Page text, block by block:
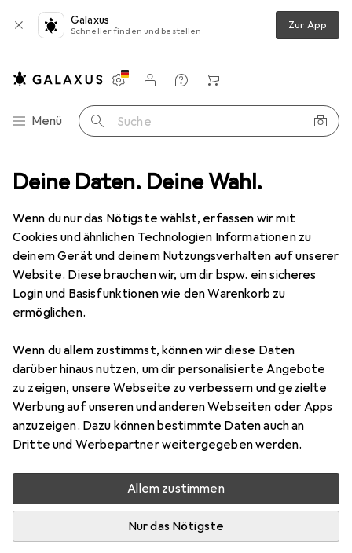
Deine Daten. Deine Wahl.
Wenn du nur das Nötigste wählst, erfassen wir mit
Cookies und ähnlichen Technologien Informationen zu
deinem Gerät und deinem Nutzungsverhalten auf unserer
Website. Diese brauchen wir, um dir bspw. ein sicheres
Login und Basisfunktionen wie den Warenkorb zu
ermöglichen.
Wenn du allem zustimmst, können wir diese Daten
darüber hinaus nutzen, um dir personalisierte Angebote
zu zeigen, unsere Webseite zu verbessern und gezielte
Werbung auf unseren und anderen Webseiten oder Apps
anzuzeigen. Dazu können bestimmte Daten auch an
Dritte und Werbepartner weitergegeben werden.
Allem zustimmen
Nur das Nötigste
Galaxus
Schneller finden und bestellen Zur App
Navigation nach Kategorien
Menü Suche
Einstellungen
Kundenkonto
Vergleichslisten
Merklisten
Warenkorb
Mäuse + Tastaturen Mausmatte
11 Bilder
−9%
LogitechStudio
S
Preis in EUR inkl. MwSt.
EUR
8,99
Bewertungen